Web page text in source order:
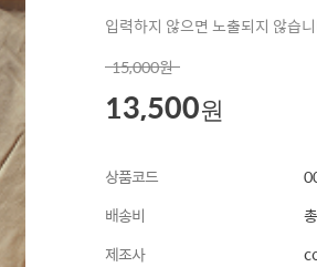
입력하지 않으면 노출되지 않습
15,000원
13,500원
상품코드
배송비
제조사